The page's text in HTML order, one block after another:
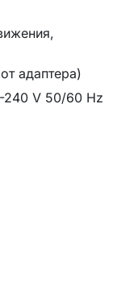
адаптера)
240 V 50/60 Hz